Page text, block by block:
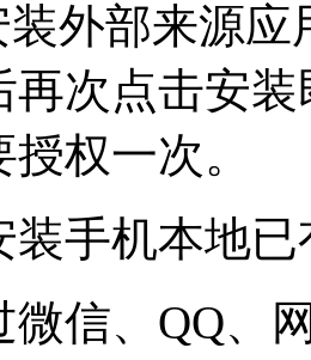
装外部来源
再次点击安
权一次。
装手机本地
微信、QQ、